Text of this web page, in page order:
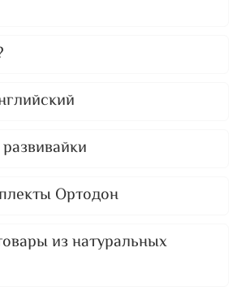
Ортодон
из натуральных